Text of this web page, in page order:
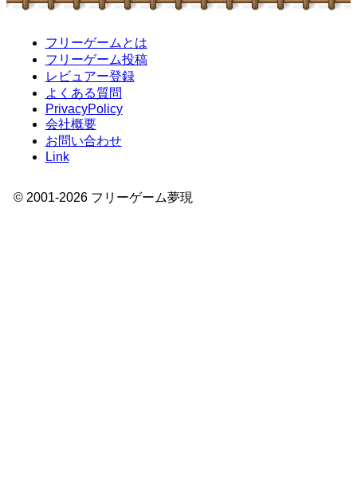
フリーゲームとは
フリーゲーム投稿
レビュアー登録
よくある質問
PrivacyPolicy
会社概要
お問い合わせ
Link
© 2001-2026フリーゲーム夢現